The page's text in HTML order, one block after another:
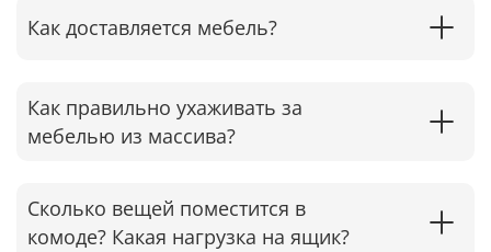
Как доставляется мебель?
Как правильно ухаживать за
мебелью из массива?
Сколько вещей поместится в
комоде? Какая нагрузка на ящик?